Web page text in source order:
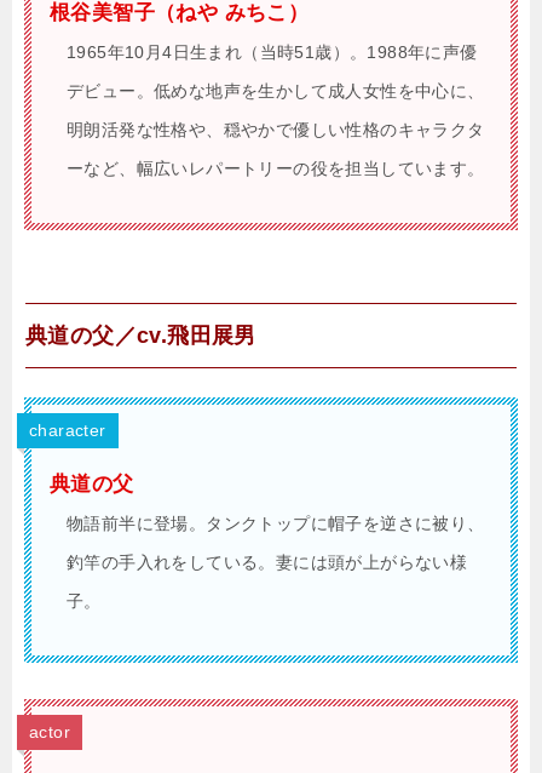
根谷美智子（ねや みちこ）
1965年10月4日生まれ（当時51歳）。1988年に声優
デビュー。低めな地声を生かして成人女性を中心に、
明朗活発な性格や、穏やかで優しい性格のキャラクタ
ーなど、幅広いレパートリーの役を担当しています。
典道の父／cv.飛田展男
character
典道の父
物語前半に登場。タンクトップに帽子を逆さに被り、
釣竿の手入れをしている。妻には頭が上がらない様
子。
actor